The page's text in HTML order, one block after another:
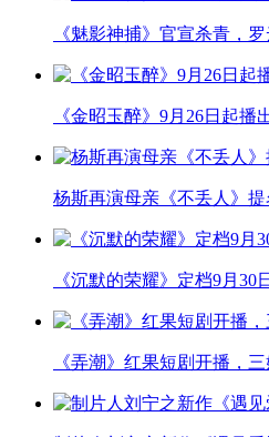
《魅影神捕》官宣杀青，
《金昭玉醉》9月26日起
杨斯再演母亲《不丢人》
《沉默的荣耀》定档9月
《弄潮》红果短剧开播，